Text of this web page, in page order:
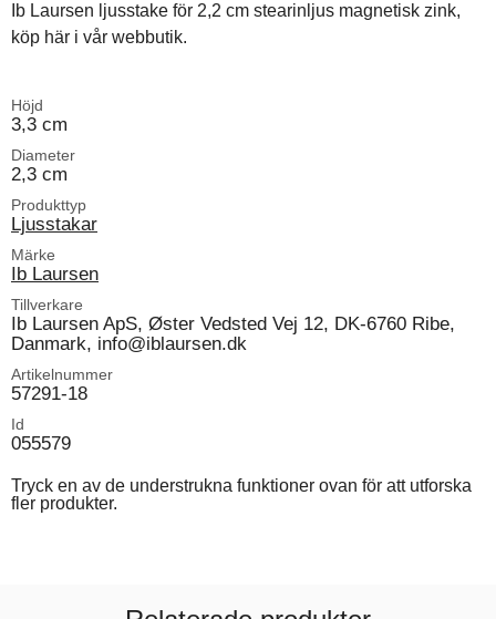
Ib Laursen ljusstake för 2,2 cm stearinljus magnetisk zink,
köp här i vår webbutik.
Höjd
3,3 cm
Diameter
2,3 cm
Produkttyp
Ljusstakar
Märke
Ib Laursen
Tillverkare
Ib Laursen ApS, Øster Vedsted Vej 12, DK-6760 Ribe,
Danmark, info@iblaursen.dk
Artikelnummer
57291-18
Id
055579
Tryck en av de understrukna funktioner ovan för att utforska
fler produkter.